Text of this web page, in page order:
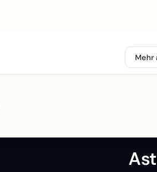
Mehr